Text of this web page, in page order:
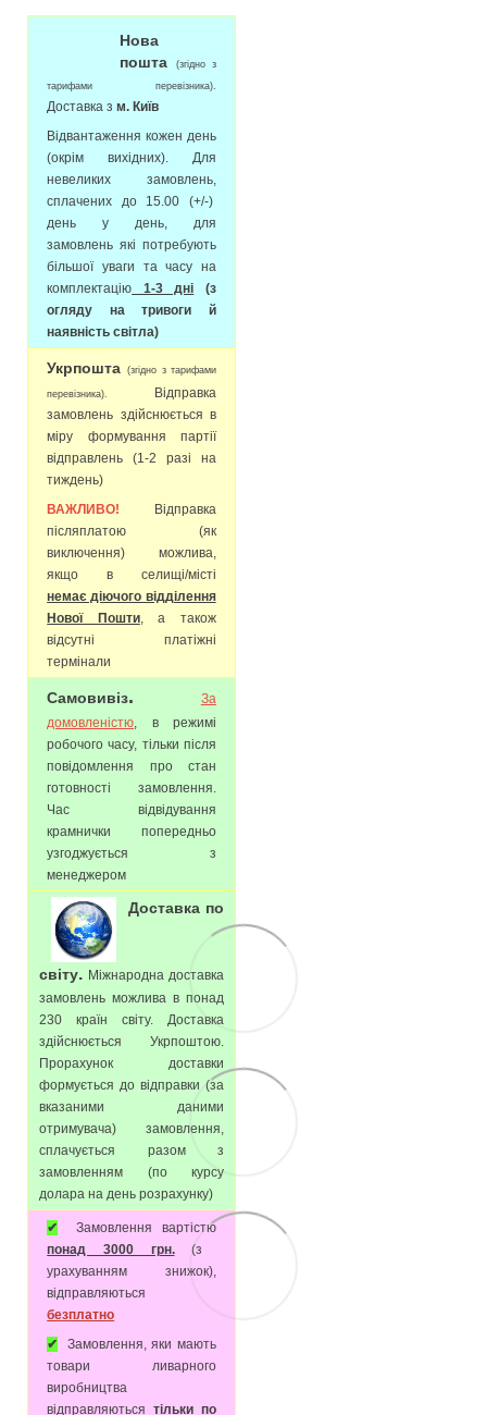
Нова
пошта
(згідно з
тарифами перевізника).
Доставка зм. Київ
Відвантаження кожен день
(окрім вихідних). Для
невеликих замовлень,
сплачених до 15.00 (+/-)
день у день, для
замовлень які потребують
більшої уваги та часу на
комплектацію 1-3 дні (з
огляду на тривоги й
наявність світла)
Укрпошта (згідно з тарифами
перевізника).
Відправка
замовлень здійснюється в
міру формування партії
відправлень (1-2 разі на
тиждень)
ВАЖЛИВО! Відправка
післяплатою (як
виключення) можлива,
якщо в селищі/місті
немає діючого відділення
Нової Пошти, а також
відсутні платіжні
термінали
Самовивіз.
За
домовленістю , в режимі
робочого часу, тільки після
повідомлення про стан
готовності замовлення.
Час відвідування
крамнички попередньо
узгоджується з
менеджером
Доставка по
світу. Міжнародна доставка
замовлень можлива в понад
230 країн світу. Доставка
здійснюється Укрпоштою.
Прорахунок доставки
формується до відправки (за
вказаними даними
отримувача) замовлення,
сплачується разом з
замовленням (по курсу
долара на день розрахунку)
✔ Замовлення вартістю
понад 3000 грн.(з
урахуванням знижок),
відправляються
безплатно
✔
Замовлення, яки мають
товари ливарного
виробництва
відправляються тільки по